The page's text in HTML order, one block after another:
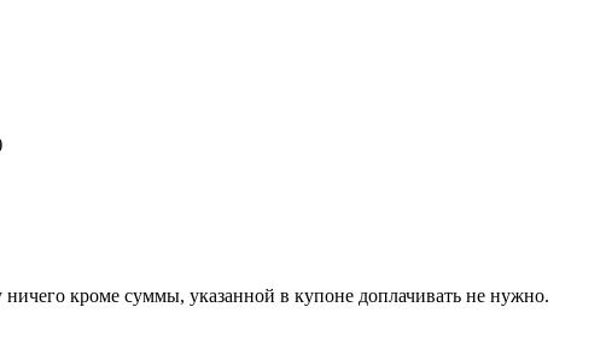
кроме суммы, указанной в купоне доплачивать не нужно.